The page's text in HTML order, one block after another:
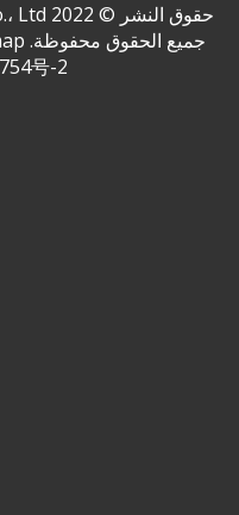
حقوق النشر © 2022
جميع الحقوق محفوظة.
号-2